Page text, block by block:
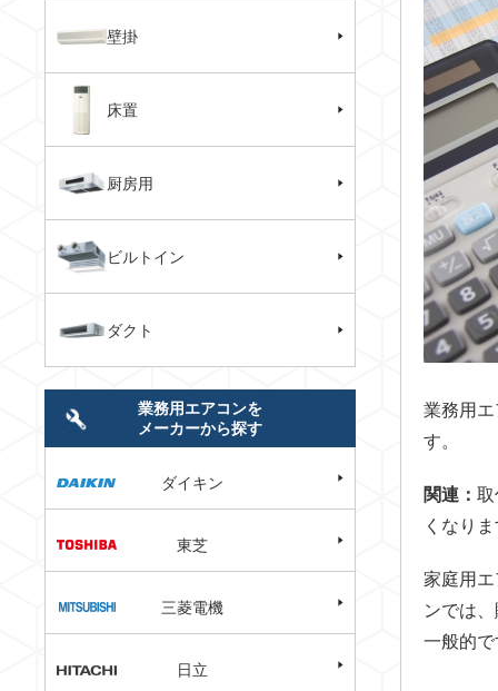
業務用
す。
関連： 取
くなり
家庭用
ンでは
一般的
壁掛
床置
厨房用
ビルトイン
ダクト
業務用エアコンを
メーカーから探す
ダイキン
東芝
三菱電機
日立